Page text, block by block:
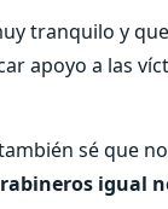
tranquilo y
apoyo a las
sé que
igual